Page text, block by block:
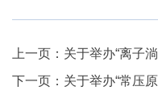
上一页： 关于举办“离子
下一页： 关于举办“常压